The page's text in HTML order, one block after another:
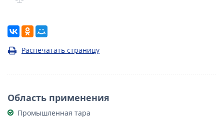
Распечатать страницу
Область применения
Промышленная тара